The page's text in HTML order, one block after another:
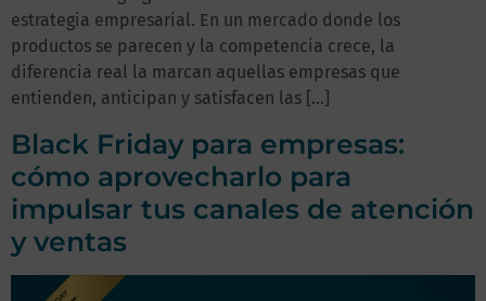
estrategia empresarial. En un mercado donde los
productos se parecen y la competencia crece, la
diferencia real la marcan aquellas empresas que
entienden, anticipan y satisfacen las […]
Black Friday para empresas:
cómo aprovecharlo para
impulsar tus canales de atención
y ventas